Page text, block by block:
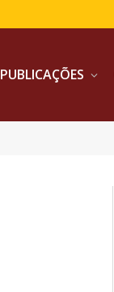
PUBLICAÇÕES